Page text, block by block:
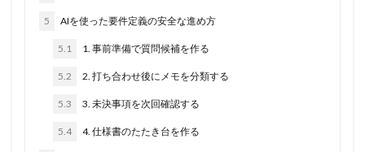
5 AIを使った要件定義の安全な進め方
5.1 1. 事前準備で質問候補を作る
5.2 2. 打ち合わせ後にメモを分類する
5.3 3. 未決事項を次回確認する
5.4 4. 仕様書のたたき台を作る